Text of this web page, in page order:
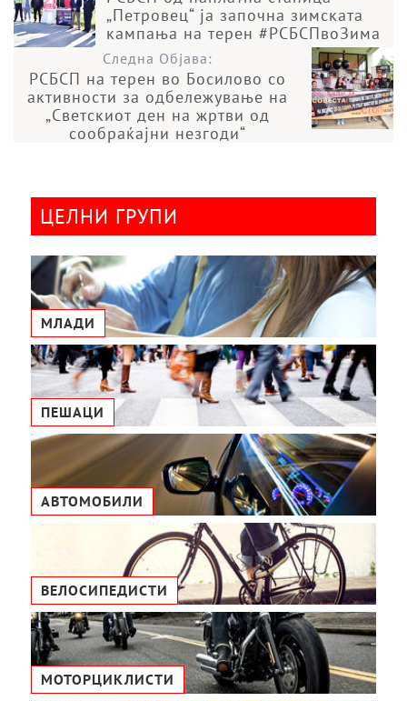
„Петровец“ ја започна зимската
кампања на терен #РСБСПвоЗима
Следна Објава:
РСБСП на терен во Босилово со
активности за одбележување на
„Светскиот ден на жртви од
сообраќајни незгоди“
ЦЕЛНИ ГРУПИ
МЛАДИ
ПЕШАЦИ
АВТОМОБИЛИ
ВЕЛОСИПЕДИСТИ
МОТОРЦИКЛИСТИ